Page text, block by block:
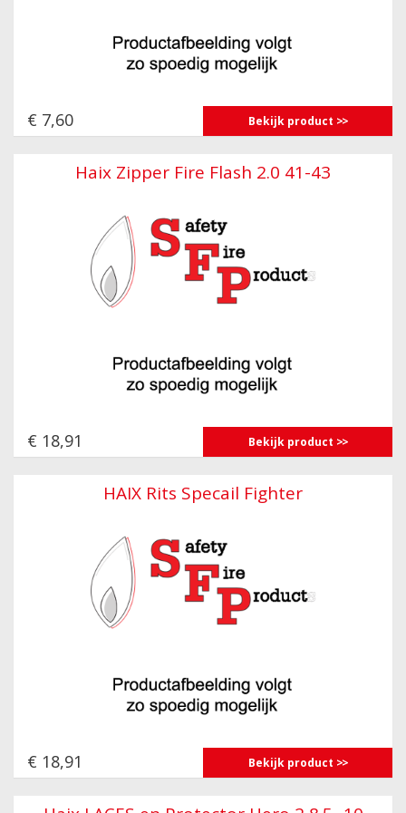
€ 7,60 Bekijk product
Haix Zipper Fire Flash 2.0 41-43
€ 18,91 Bekijk product
HAIX Rits Specail Fighter
€ 18,91 Bekijk product